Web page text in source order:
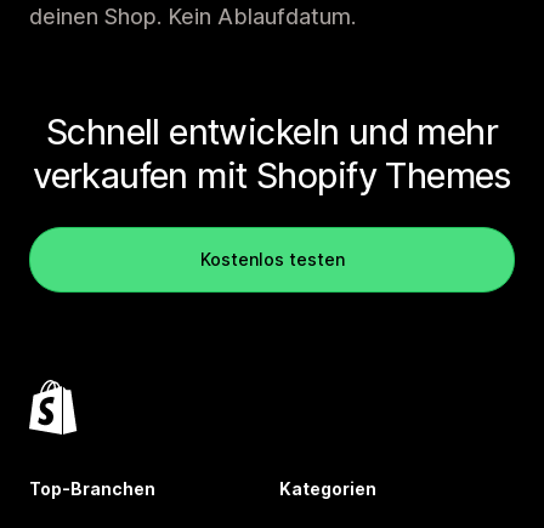
deinen Shop. Kein Ablaufdatum.
Schnell entwickeln und mehr
verkaufen mit Shopify Themes
Kostenlos testen
Top-Branchen Kategorien